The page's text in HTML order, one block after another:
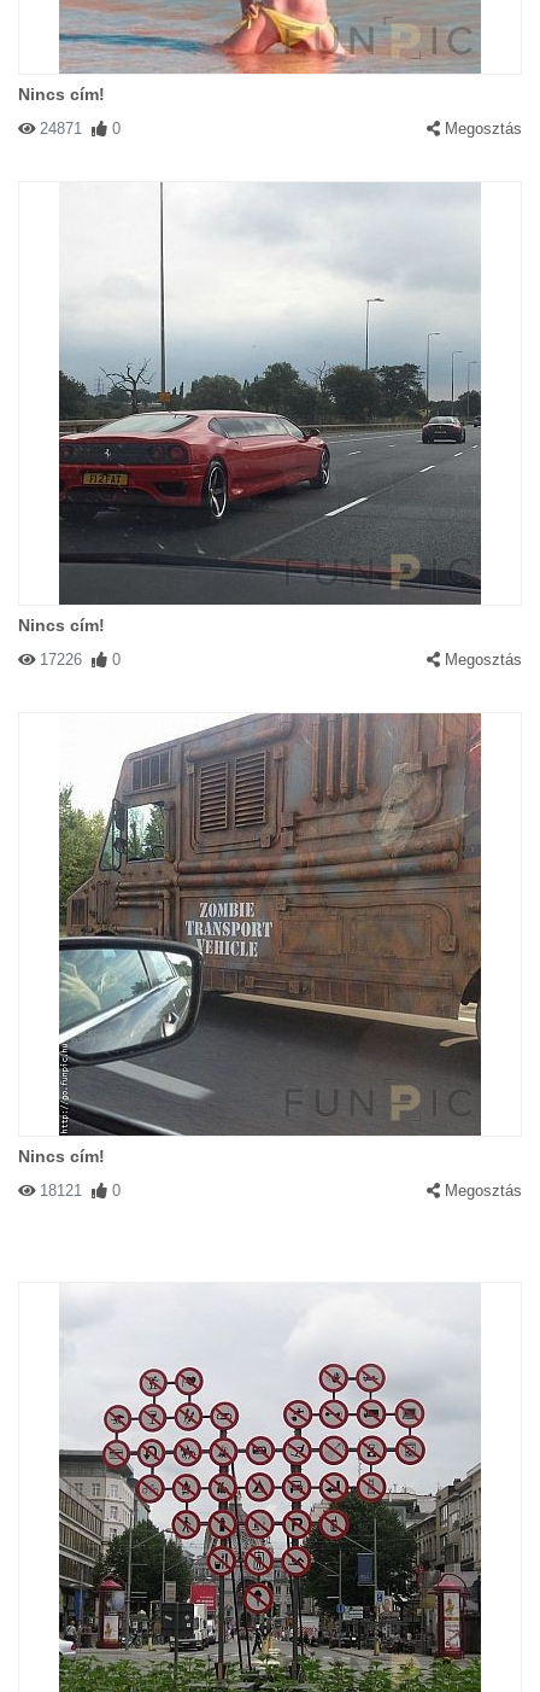
Nincs cím!
24871 0 Megosztás
Nincs cím!
17226 0 Megosztás
Nincs cím!
18121 0 Megosztás